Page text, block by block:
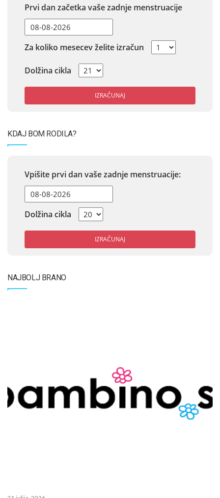
Prvi dan začetka vaše zadnje menstruacije
Za koliko mesecev želite izračun
Dolžina cikla
IZRAČUNAJ
KDAJ BOM RODILA?
Vpišite prvi dan vaše zadnje menstruacije:
Dolžina cikla
IZRAČUNAJ
NAJBOLJ BRANO